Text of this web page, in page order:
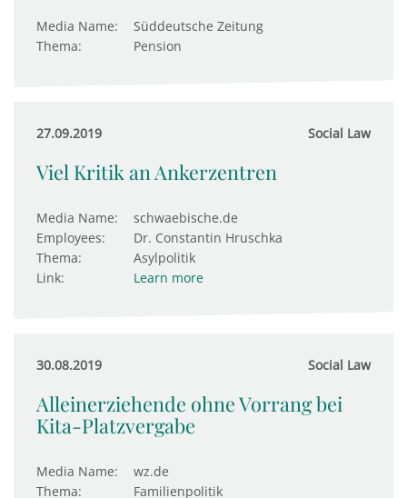
Media Name:
Süddeutsche Zeitung
Thema:
Pension
27.09.2019 Social Law
Viel Kritik an Ankerzentren
Media Name:
schwaebische.de
Employees:
Dr. Constantin Hruschka
Thema:
Asylpolitik
Link:
Learn more
30.08.2019 Social Law
Alleinerziehende ohne Vorrang bei
Kita-Platzvergabe
Media Name:
wz.de
Thema:
Familienpolitik